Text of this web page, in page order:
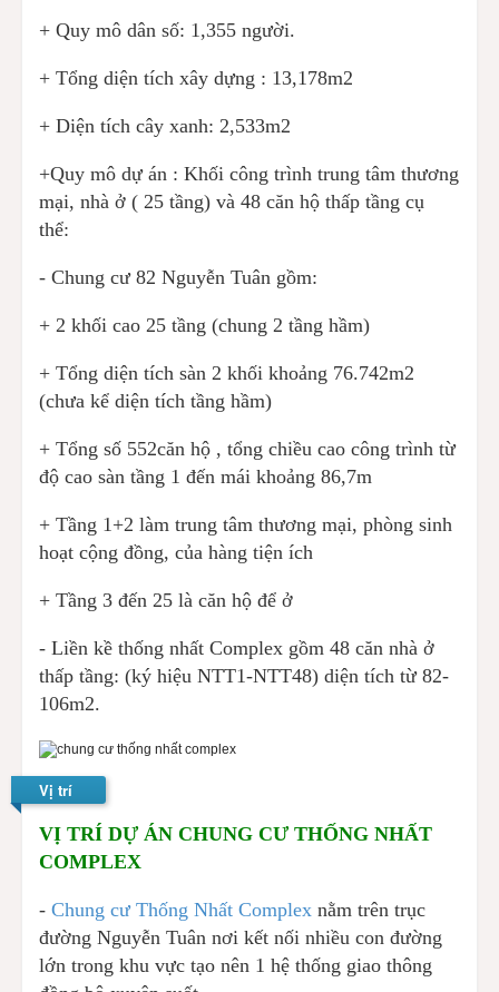
+ Quy mô dân số: 1,355 người.
+ Tổng diện tích xây dựng : 13,178m2
+ Diện tích cây xanh: 2,533m2
+Quy mô dự án : Khối công trình trung tâm thương
mại, nhà ở ( 25 tầng) và 48 căn hộ thấp tầng cụ
thể:
- Chung cư 82 Nguyễn Tuân gồm:
+ 2 khối cao 25 tầng (chung 2 tầng hầm)
+ Tổng diện tích sàn 2 khối khoảng 76.742m2
(chưa kể diện tích tầng hầm)
+ Tổng số 552căn hộ , tổng chiều cao công trình từ
độ cao sàn tầng 1 đến mái khoảng 86,7m
+ Tầng 1+2 làm trung tâm thương mại, phòng sinh
hoạt cộng đồng, của hàng tiện ích
+ Tầng 3 đến 25 là căn hộ để ở
- Liền kề thống nhất Complex gồm 48 căn nhà ở
thấp tầng: (ký hiệu NTT1-NTT48) diện tích từ 82-
106m2.
Vị trí
VỊ TRÍ DỰ ÁN CHUNG CƯ THỐNG NHẤT
COMPLEX
-Chung cư Thống Nhất Complex nằm trên trục
đường Nguyễn Tuân nơi kết nối nhiều con đường
lớn trong khu vực tạo nên 1 hệ thống giao thông